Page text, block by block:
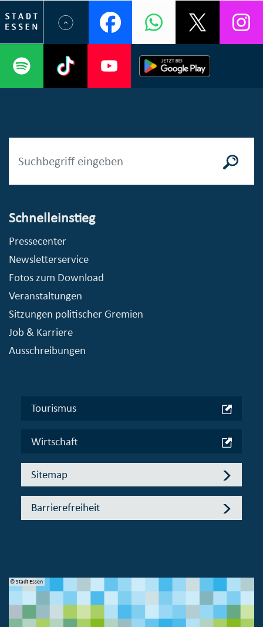
Schnelleinstieg
Pressecenter
Newsletterservice
Fotos zum Download
Veranstaltungen
Sitzungen politischer Gremien
Job & Karriere
Ausschreibungen
Tourismus
Wirtschaft
Sitemap
Barrierefreiheit
© Stadt Essen